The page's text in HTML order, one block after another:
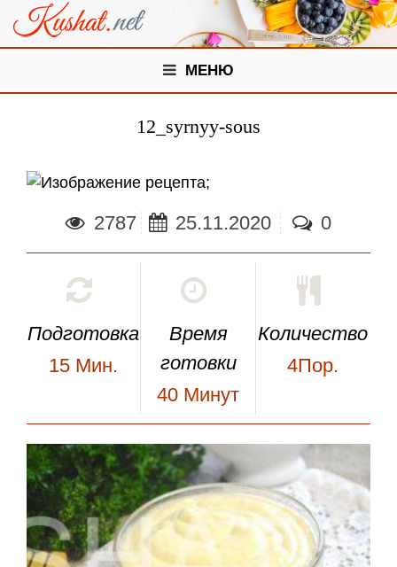
МЕНЮ
12_syrnyy-sous
;
2787 25.11.2020 0
Подготовка
15 Мин.
Время
готовки
40 Минут
Количество
4Пор.